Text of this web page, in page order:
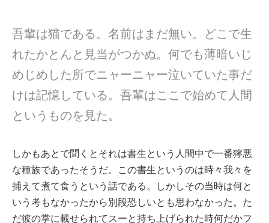
吾輩は猫である。名前はまだ無い。どこで生
れたかとんと見当がつかぬ。何でも薄暗いじ
めじめした所でニャーニャー泣いていた事だ
けは記憶している。吾輩はここで始めて人間
というものを見た。
しかもあとで聞くとそれは書生という人間中で一番獰悪
な種族であったそうだ。この書生というのは時々我々を
捕えて煮て食うという話である。しかしその当時は何と
いう考もなかったから別段恐しいとも思わなかった。た
だ彼の掌に載せられてスーと持ち上げられた時何だかフ